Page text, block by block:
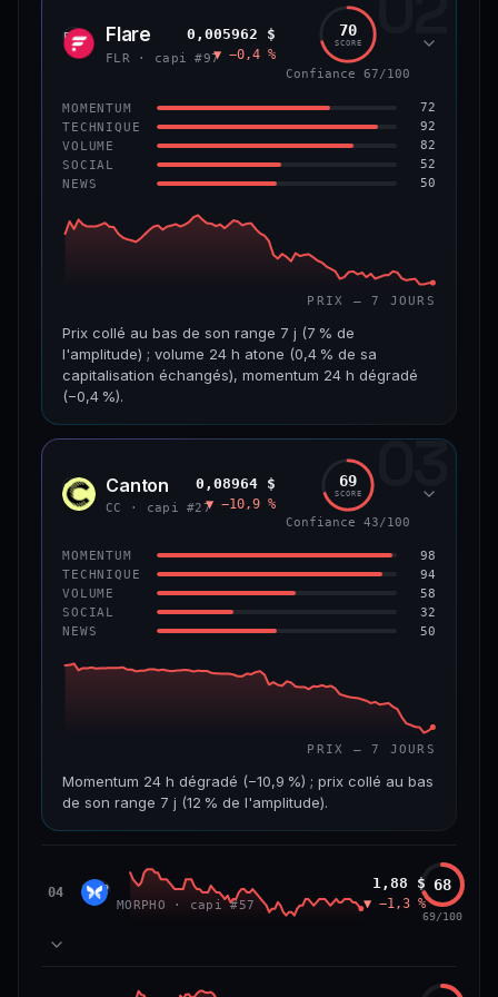
VAR. 7 J VAR. 30 J
+2,5 %
VS ATH
−45,9 %
CONFIANCE 65/100
FLR Flare
FLR · capi #97
0,005962 $
▼ −0,4 %
70
SCORE
Confiance 67/100
MOMENTUM 72
TECHNIQUE 92
VOLUME 82
SOCIAL 52
NEWS 50
PRIX — 7 JOURS
Prix collé au bas de son range 7 j (7 % de
l'amplitude) ; volume 24 h atone (0,4 % de sa
capitalisation échangés), momentum 24 h dégradé
(−0,4 %).
CAP. MARCHÉ VOLUME 24 H
VAR. 7 J VAR. 30 J
−8,8 %
VS ATH
−96,0 %
RANG CAPI.
#97
CONFIANCE 67/100
03
CC Canton
CC · capi #27
0,08964 $
▼ −10,9 %
69
SCORE
Confiance 43/100
MOMENTUM 98
TECHNIQUE 94
VOLUME 58
SOCIAL 32
NEWS 50
PRIX — 7 JOURS
Momentum 24 h dégradé (−10,9 %) ; prix collé au bas
de son range 7 j (12 % de l'amplitude).
3,5 Md$
VAR. 7 J VAR. 30 J
04 MORP Morpho
MORPHO · capi #57
1,88 $
▼ −1,3 %
68
69/100
84